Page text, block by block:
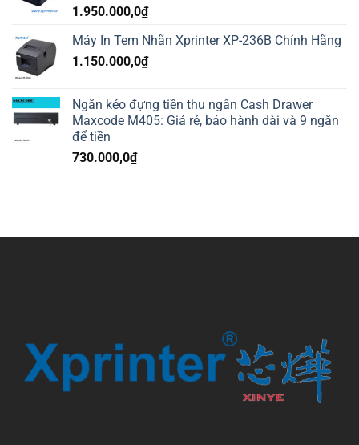
1.950.000,0₫
Máy In Tem Nhãn Xprinter XP-236B Chính Hãng
1.150.000,0₫
Ngăn kéo đựng tiền thu ngân Cash Drawer
Maxcode M405: Giá rẻ, bảo hành dài và 9 ngăn
để tiền
730.000,0₫